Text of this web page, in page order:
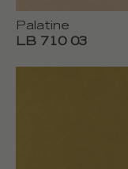
Palatine
LB 710 03